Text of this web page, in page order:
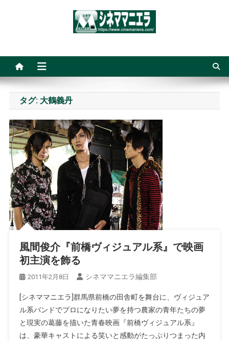
タグ: 大鶴義丹
風間俊介『前橋ヴィジュアル系』で映画
初主演を飾る
2011年2月8日 シネママニエラ編集部
[シネママニエラ]群馬県前橋の田舎町を舞台に、ヴィジュア
ル系バンドでプロになりたい夢を持つ農家の青年たちの夢
と現実の葛藤を描いた青春映画『前橋ヴィジュアル系』
は、豪華キャストによる笑いと感動がたっぷりつまった内